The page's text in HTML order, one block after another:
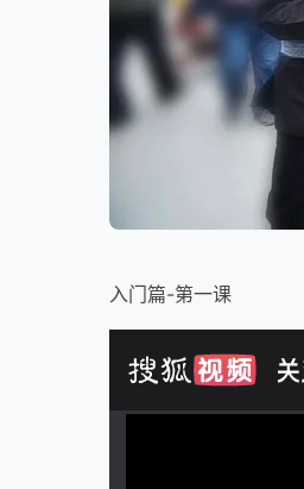
入门篇-第一课